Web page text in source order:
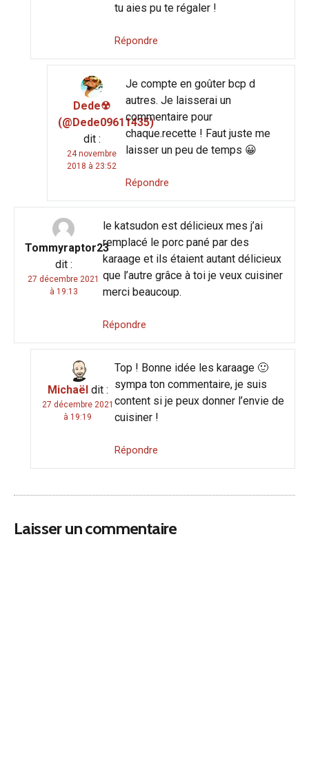
tu aies pu te régaler !
Répondre
Dede☢
(@Dede09611435)
dit :
24 novembre
2018 à 23:52
Je compte en goûter bcp d
autres. Je laisserai un
commentaire pour
chaque.recette ! Faut juste me
laisser un peu de temps 😀
Répondre
Tommyraptor23
dit :
27 décembre 2021
à 19:13
le katsudon est délicieux mes j’ai
remplacé le porc pané par des
karaage et ils étaient autant délicieux
que l’autre grâce à toi je veux cuisiner
merci beaucoup.
Répondre
Michaël dit :
27 décembre 2021
à 19:19
Top ! Bonne idée les karaage 🙂
sympa ton commentaire, je suis
content si je peux donner l’envie de
cuisiner !
Répondre
Laisser un commentaire